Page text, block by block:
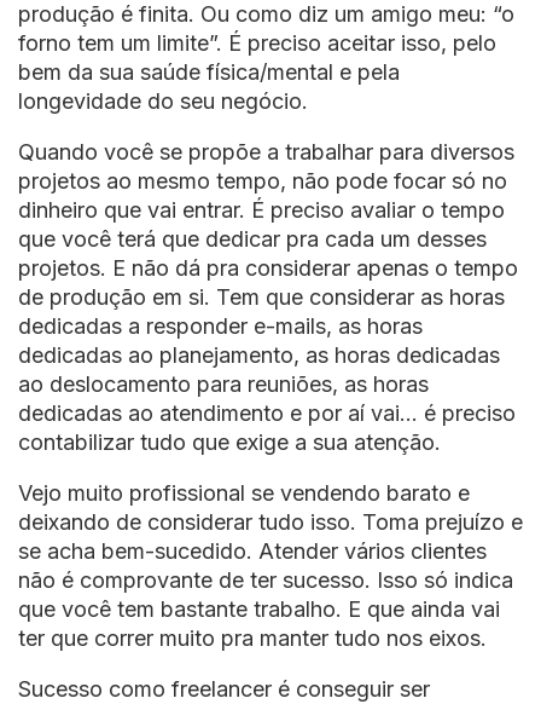
produção é finita. Ou como diz um amigo meu: “o
forno tem um limite”. É preciso aceitar isso, pelo
bem da sua saúde física/mental e pela
longevidade do seu negócio.
Quando você se propõe a trabalhar para diversos
projetos ao mesmo tempo, não pode focar só no
dinheiro que vai entrar. É preciso avaliar o tempo
que você terá que dedicar pra cada um desses
projetos. E não dá pra considerar apenas o tempo
de produção em si. Tem que considerar as horas
dedicadas a responder e-mails, as horas
dedicadas ao planejamento, as horas dedicadas
ao deslocamento para reuniões, as horas
dedicadas ao atendimento e por aí vai… é preciso
contabilizar tudo que exige a sua atenção.
Vejo muito profissional se vendendo barato e
deixando de considerar tudo isso. Toma prejuízo e
se acha bem-sucedido. Atender vários clientes
não é comprovante de ter sucesso. Isso só indica
que você tem bastante trabalho. E que ainda vai
ter que correr muito pra manter tudo nos eixos.
Sucesso como freelancer é conseguir ser